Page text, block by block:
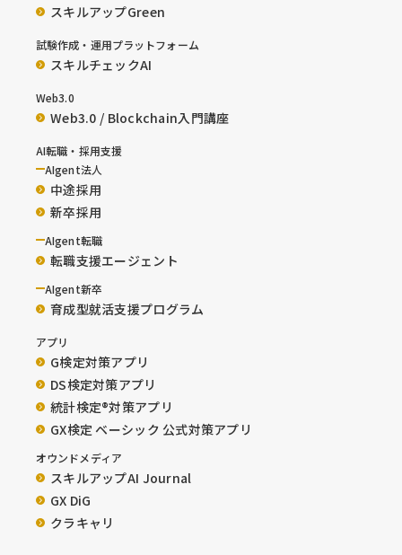
スキルアップGreen
試験作成・運用プラットフォーム
スキルチェックAI
Web3.0
Web3.0 / Blockchain入門講座
AI転職・採用支援
AIgent法人
中途採用
新卒採用
AIgent転職
転職支援エージェント
AIgent新卒
育成型就活支援プログラム
アプリ
G検定対策アプリ
DS検定対策アプリ
統計検定®︎対策アプリ
GX検定 ベーシック 公式対策アプリ
オウンドメディア
スキルアップAI Journal
GX DiG
クラキャリ